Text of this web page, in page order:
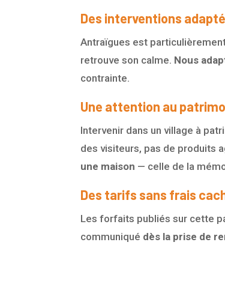
Des interventions
Antraïgues est
retrouve son calme. Nous
contrainte.
Une attention au
Intervenir dans un village à
des visiteurs, pas de produits
une maison — celle de la
Des tarifs sans frais
Les forfaits publiés sur cette
communiqué dès la prise de